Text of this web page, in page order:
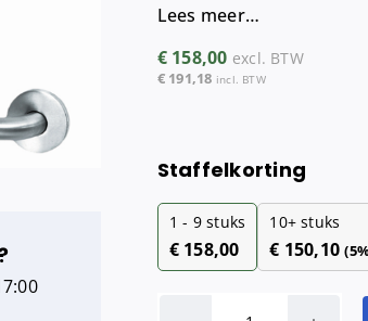
Lees meer…
€158,00 excl. BTW
€191,18 incl. BTW
Staffelkorting
1 - 9stuks
€158,00
10+ stuks
€ 150,10